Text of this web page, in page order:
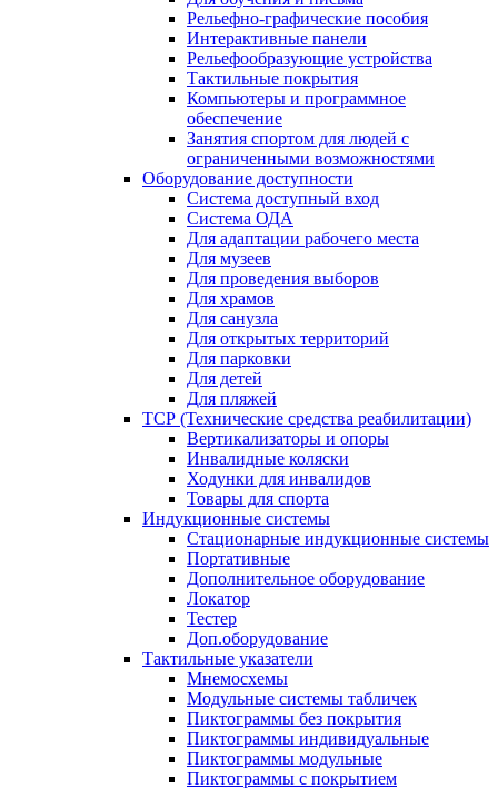
Рельефно-графические пособия
Интерактивные панели
Рельефообразующие устройства
Тактильные покрытия
Компьютеры и программное
обеспечение
Занятия спортом для людей с
ограниченными возможностями
Оборудование доступности
Система доступный вход
Система ОДА
Для адаптации рабочего места
Для музеев
Для проведения выборов
Для храмов
Для санузла
Для открытых территорий
Для парковки
Для детей
Для пляжей
ТСР (Технические средства реабилитации)
Вертикализаторы и опоры
Инвалидные коляски
Ходунки для инвалидов
Товары для спорта
Индукционные системы
Стационарные индукционные системы
Портативные
Дополнительное оборудование
Локатор
Тестер
Доп.оборудование
Тактильные указатели
Мнемосхемы
Модульные системы табличек
Пиктограммы без покрытия
Пиктограммы индивидуальные
Пиктограммы модульные
Пиктограммы с покрытием